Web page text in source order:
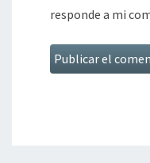
responde a mi